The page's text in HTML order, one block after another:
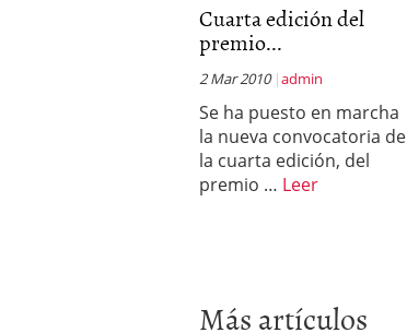
Cuarta edición del
premio...
2 Mar 2010 admin
Se ha puesto en marcha
la nueva convocatoria de
la cuarta edición, del
premio … Leer
Más artículos